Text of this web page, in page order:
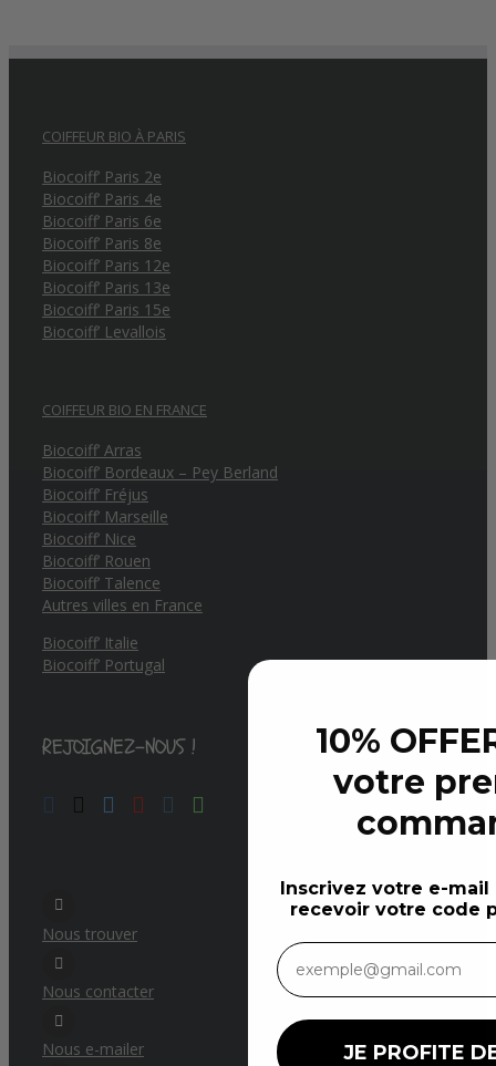
COIFFEUR BIO À PARIS
Biocoiff’ Paris 2e
Biocoiff’ Paris 4e
Biocoiff’ Paris 6e
Biocoiff’ Paris 8e
Biocoiff’ Paris 12e
Biocoiff’ Paris 13e
Biocoiff’ Paris 15e
Biocoiff’ Levallois
COIFFEUR BIO EN FRANCE
Biocoiff’ Arras
Biocoiff’ Bordeaux – Pey Berland
Biocoiff’ Fréjus
Biocoiff’ Marseille
Biocoiff’ Nice
Biocoiff’ Rouen
Biocoiff’ Talence
Autres villes en France
Biocoiff’ Italie
Biocoiff’ Portugal
REJOIGNEZ-NOUS !
Nous trouver
Nous contacter
Nous e-mailer
10%
votre
Inscrivez votre e-
recevoir votre code
JE PROFITE